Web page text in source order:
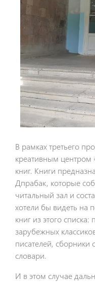
В рамках третьего
креативным центром
книг. Книги
Дпрабак, которые
читальный зал и
хотели бы видеть на
книг из этого
зарубежных
писателей, сборники
словари.
И в этом случае